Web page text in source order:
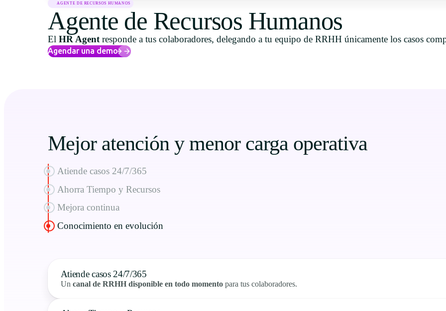
AGENTE DE RECURSOS HUMANOS
Agente de Recursos Humanos
El HR Agent responde a tus colaboradores, delegando a tu equipo de RRHH únicamente los casos
Agendar una demo
Mejor atención y menor carga operativa
Atiende casos 24/7/365
Ahorra Tiempo y Recursos
Mejora continua
Conocimiento en evolución
Atiende casos 24/7/365
Un canal de RRHH disponible en todo momentopara tus colaboradores.